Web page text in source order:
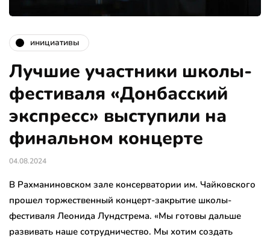
инициативы
Лучшие участники школы-
фестиваля «Донбасский
экспресс» выступили на
финальном концерте
04.08.2024
В Рахманиновском зале консерватории им. Чайковского
прошел торжественный концерт-закрытие школы-
фестиваля Леонида Лундстрема. «Мы готовы дальше
развивать наше сотрудничество. Мы хотим создать